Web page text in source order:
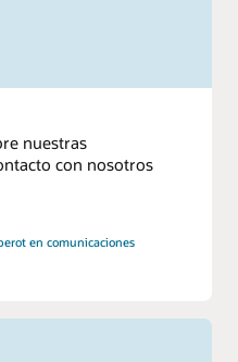
nuestras
con nosotros
en comunicaciones